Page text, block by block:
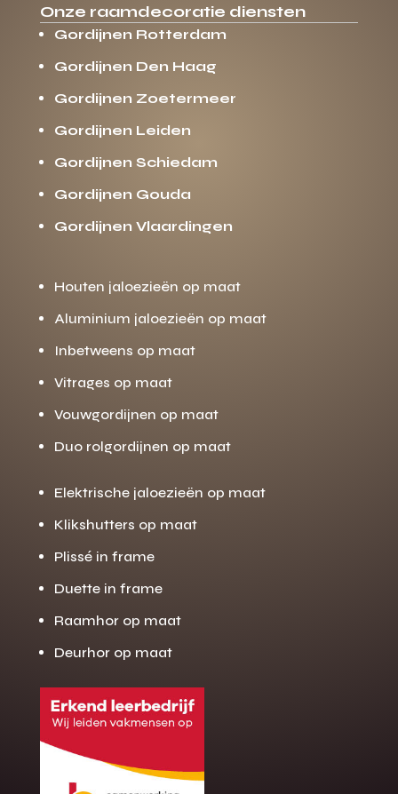
Gratis offerte
op maat?
Onze raamdecoratie diensten
Gordijnen Rotterdam
Gordijnen Den Haag
Gordijnen Zoetermeer
Gordijnen Leiden
Gordijnen Schiedam
Gordijnen Gouda
Gordijnen Vlaardingen
Houten jaloezieën op maat
Aluminium jaloezieën op maat
Inbetweens op maat
Vitrages op maat
Vouwgordijnen op maat
Duo rolgordijnen op maat
Elektrische jaloezieën op maat
Klikshutters op maat
Plissé in frame
Duette in frame
Raamhor op maat
Deurhor op maat